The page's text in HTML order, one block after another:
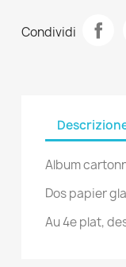
Condividi
Album
Dos papier
Au 4e plat,